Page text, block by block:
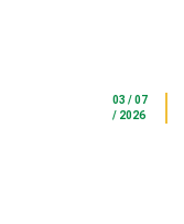
03 / 07
/ 2026